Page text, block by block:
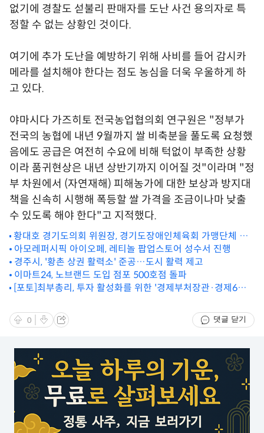
없기에 경찰도 섣불리 판매자를 도난 사건 용의자로 특
정할 수 없는 상황인 것이다.
여기에 추가 도난을 예방하기 위해 사비를 들어 감시카
메라를 설치해야 한다는 점도 농심을 더욱 우울하게 하
고 있다.
야마시다 가즈히토 전국농업협의회 연구원은 "정부가
전국의 농협에 내년 9월까지 쌀 비축분을 풀도록 요청했
음에도 공급은 여전히 수요에 비해 턱없이 부족한 상황
이라 품귀현상은 내년 상반기까지 이어질 것"이라며 "정
부 차원에서 (자연재해) 피해농가에 대한 보상과 방지대
책을 신속히 시행해 폭등할 쌀 가격을 조금이나마 낮출
수 있도록 해야 한다"고 지적했다.
황대호 경기도의회 위원장, 경기도장애인체육회 가맹단체 회
장단과 정담회
아모레퍼시픽 아이오페, 레티놀 팝업스토어 성수서 진행
경주시, '황촌 상권 활력소' 준공…도시 활력 제고
이마트24, 노브랜드 도입 점포 500호점 돌파
[포토]최부총리, 투자 활성화를 위한 '경제부처장관·경제6단
0 댓글 닫기